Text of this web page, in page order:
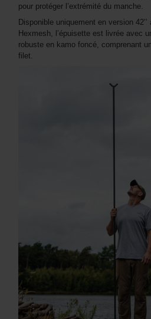
pour protéger l’extrémité du manche.
Disponible uniquement en version
Hexmesh, l’épuisette est livrée avec
robuste en kamo foncé, comprenant
filet.